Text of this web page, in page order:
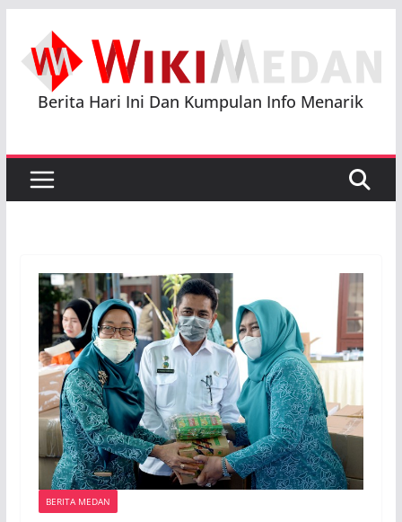
content
Berita Hari Ini Dan Kumpulan Info Menarik
BERITA MEDAN